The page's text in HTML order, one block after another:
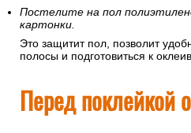
Постелите на пол
картонки.
Это защитит пол, позволит
полосы и подготовиться к
Перед поклейкой